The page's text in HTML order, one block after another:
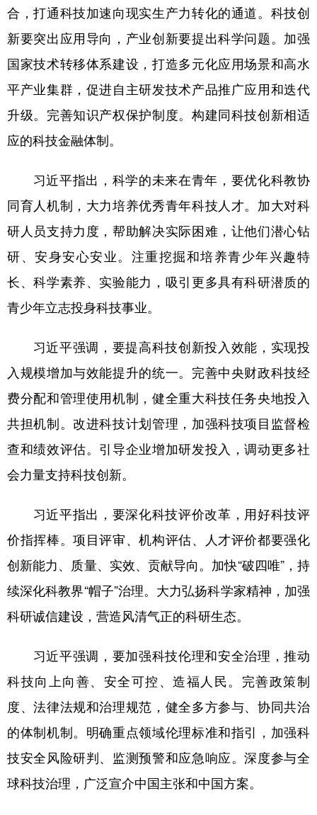
合，打通科技加速向现实生产力转化的通道。科技创
新要突出应用导向，产业创新要提出科学问题。加强
国家技术转移体系建设，打造多元化应用场景和高水
平产业集群，促进自主研发技术产品推广应用和迭代
升级。完善知识产权保护制度。构建同科技创新相适
应的科技金融体制。
习近平指出，科学的未来在青年，要优化科教协
同育人机制，大力培养优秀青年科技人才。加大对科
研人员支持力度，帮助解决实际困难，让他们潜心钻
研、安身安心安业。注重挖掘和培养青少年兴趣特
长、科学素养、实验能力，吸引更多具有科研潜质的
青少年立志投身科技事业。
习近平强调，要提高科技创新投入效能，实现投
入规模增加与效能提升的统一。完善中央财政科技经
费分配和管理使用机制，健全重大科技任务央地投入
共担机制。改进科技计划管理，加强科技项目监督检
查和绩效评估。引导企业增加研发投入，调动更多社
会力量支持科技创新。
习近平指出，要深化科技评价改革，用好科技评
价指挥棒。项目评审、机构评估、人才评价都要强化
创新能力、质量、实效、贡献导向。加快“破四唯”，持
续深化科教界“帽子”治理。大力弘扬科学家精神，加强
科研诚信建设，营造风清气正的科研生态。
习近平强调，要加强科技伦理和安全治理，推动
科技向上向善、安全可控、造福人民。完善政策制
度、法律法规和治理规范，健全多方参与、协同共治
的体制机制。明确重点领域伦理标准和指引，加强科
技安全风险研判、监测预警和应急响应。深度参与全
球科技治理，广泛宣介中国主张和中国方案。